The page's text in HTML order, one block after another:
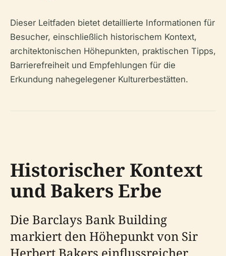
Dieser Leitfaden bietet detaillierte Informationen für
Besucher, einschließlich historischem Kontext,
architektonischen Höhepunkten, praktischen Tipps,
Barrierefreiheit und Empfehlungen für die
Erkundung nahegelegener Kulturerbestätten.
Historischer Kontext
und Bakers Erbe
Die Barclays Bank Building
markiert den Höhepunkt von Sir